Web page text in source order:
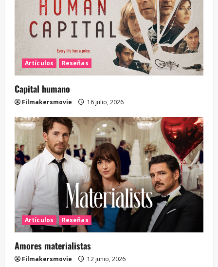
Artículos Reseñas
Capital humano
Filmakersmovie 16 julio, 2026
Artículos Reseñas
Amores materialistas
Filmakersmovie 12 junio, 2026